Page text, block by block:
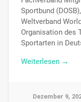
Sportbund
Weltverband
Organisation des
Sportarten in
Weiterlesen →
Dezember 9,